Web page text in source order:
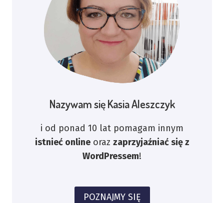
Nazywam się Kasia Aleszczyk
i od ponad 10 lat pomagam innym
istnieć onlineoraz zaprzyjaźniać się z
WordPressem!
POZNAJMY SIĘ